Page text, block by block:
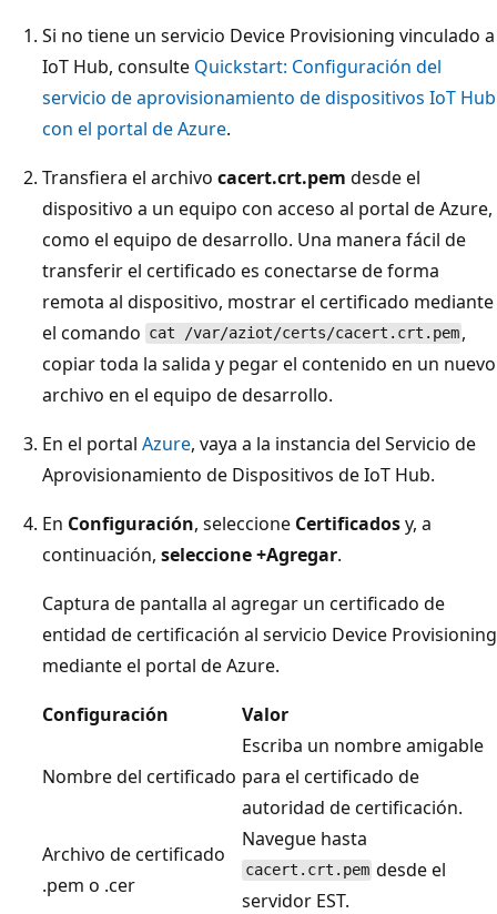
Si no tiene un servicio Device Provisioning vinculado a
IoT Hub, consulte Quickstart: Configuración del
servicio de aprovisionamiento de dispositivos IoT Hub
con el portal de Azure.
Transfiera el archivo cacert.crt.pem desde el
dispositivo a un equipo con acceso al portal de Azure,
como el equipo de desarrollo. Una manera fácil de
transferir el certificado es conectarse de forma
remota al dispositivo, mostrar el certificado mediante
el comando cat /var/aziot/certs/cacert.crt.pem ,
copiar toda la salida y pegar el contenido en un nuevo
archivo en el equipo de desarrollo.
En el portal Azure, vaya a la instancia del Servicio de
Aprovisionamiento de Dispositivos de IoT Hub.
En Configuración, seleccione Certificadosy, a
continuación, seleccione +Agregar.
Captura de pantalla al agregar un certificado de
entidad de certificación al servicio Device Provisioning
mediante el portal de Azure.
Configuración
Valor
Nombre del certificado
Escriba un nombre amigable
para el certificado de
autoridad de certificación.
Archivo de certificado
.pem o .cer
Navegue hasta
cacert.crt.pem desde el
servidor EST.